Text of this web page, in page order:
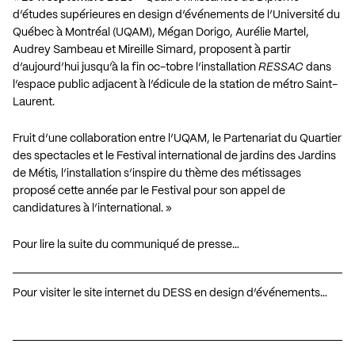
d’études supérieures en design d’événements de l’Université du
Québec à Montréal (UQAM), Mégan Dorigo, Aurélie Martel,
Audrey Sambeau et Mireille Simard, proposent à partir
d’aujourd’hui jusqu’à la fin oc-tobre l’installation RESSAC dans
l’espace public adjacent à l’édicule de la station de métro Saint-
Laurent.
Fruit d’une collaboration entre l’UQAM, le Partenariat du Quartier
des spectacles et le Festival international de jardins des Jardins
de Métis, l’installation s’inspire du thème des métissages
proposé cette année par le Festival pour son appel de
candidatures à l’international. »
Pour lire la suite du communiqué de presse…
Pour visiter le site internet du DESS en design d’événements…